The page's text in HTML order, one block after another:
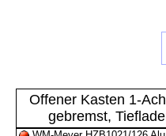
Offener Kasten 1-
gebremst,